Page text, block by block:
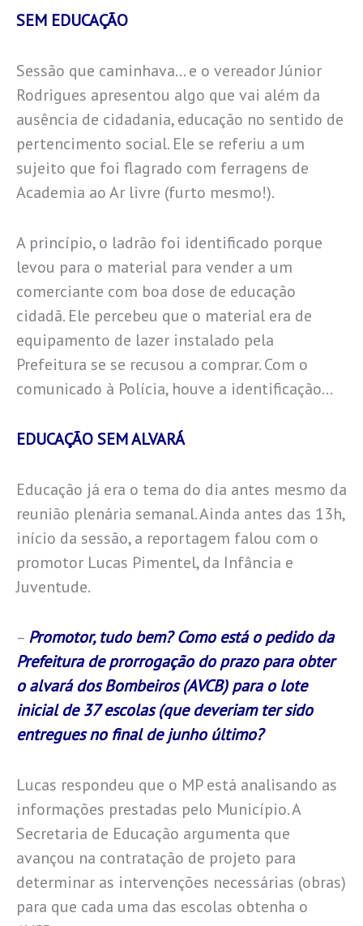
SEM EDUCAÇÃO
Sessão que caminhava… e o vereador Júnior
Rodrigues apresentou algo que vai além da
ausência de cidadania, educação no sentido de
pertencimento social. Ele se referiu a um
sujeito que foi flagrado com ferragens de
Academia ao Ar livre (furto mesmo!).
A princípio, o ladrão foi identificado porque
levou para o material para vender a um
comerciante com boa dose de educação
cidadã. Ele percebeu que o material era de
equipamento de lazer instalado pela
Prefeitura se se recusou a comprar. Com o
comunicado à Polícia, houve a identificação…
EDUCAÇÃO SEM ALVARÁ
Educação já era o tema do dia antes mesmo da
reunião plenária semanal. Ainda antes das 13h,
início da sessão, a reportagem falou com o
promotor Lucas Pimentel, da Infância e
Juventude.
– Promotor, tudo bem? Como está o pedido da
Prefeitura de prorrogação do prazo para obter
o alvará dos Bombeiros (AVCB) para o lote
inicial de 37 escolas (que deveriam ter sido
entregues no final de junho último?
Lucas respondeu que o MP está analisando as
informações prestadas pelo Município. A
Secretaria de Educação argumenta que
avançou na contratação de projeto para
determinar as intervenções necessárias (obras)
para que cada uma das escolas obtenha o